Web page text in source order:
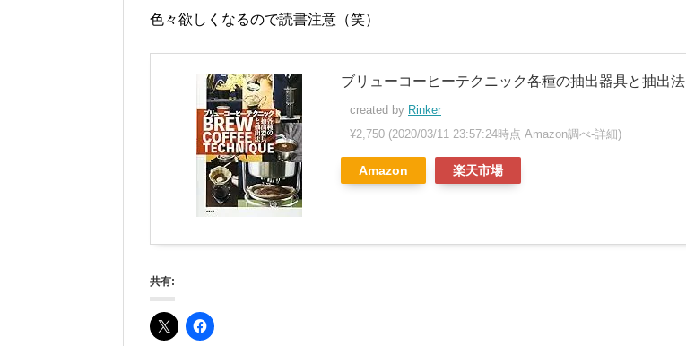
色々欲しくなるので読書注意（笑）
ブリューコーヒーテクニック各種の抽出器具と抽出法
created by Rinker
¥2,750 (2020/03/11 23:57:24時点 Amazon調べ-詳細)
Amazon 楽天市場
共有: